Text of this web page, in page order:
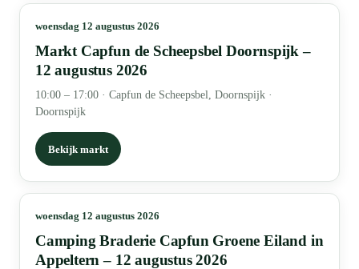
woensdag 12 augustus 2026
Markt Capfun de Scheepsbel Doornspijk –
12 augustus 2026
10:00 – 17:00 · Capfun de Scheepsbel, Doornspijk ·
Doornspijk
Bekijk markt
woensdag 12 augustus 2026
Camping Braderie Capfun Groene Eiland in
Appeltern – 12 augustus 2026